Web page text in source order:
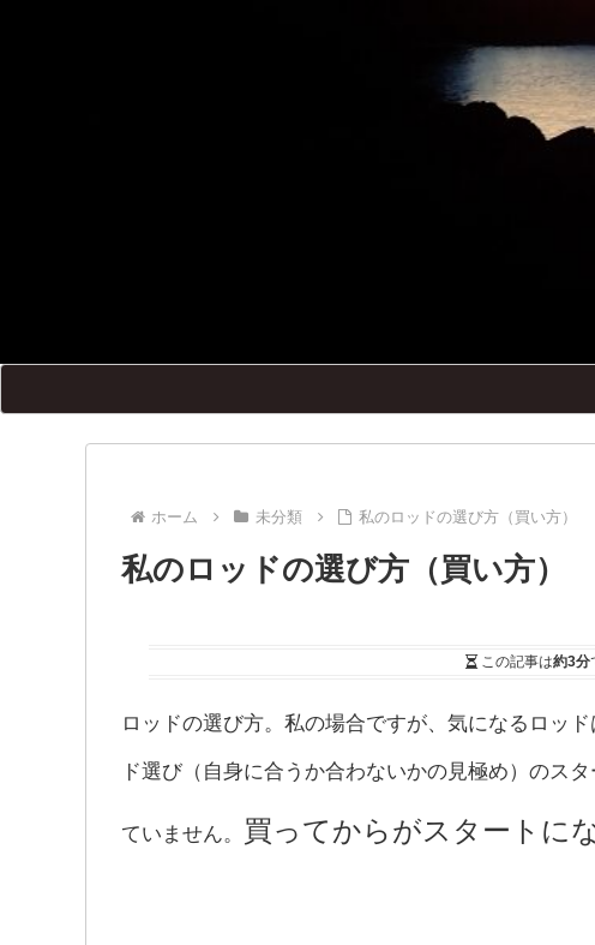
ホーム 未分類 私のロッドの選び方（買い方）
私のロッドの選び方（買い方）
この記事は約3分
ロッドの選び方。私の場合ですが、気になるロッ
ド選び（自身に合うか合わないかの見極め）のス
ていません。 買ってからがスタートに